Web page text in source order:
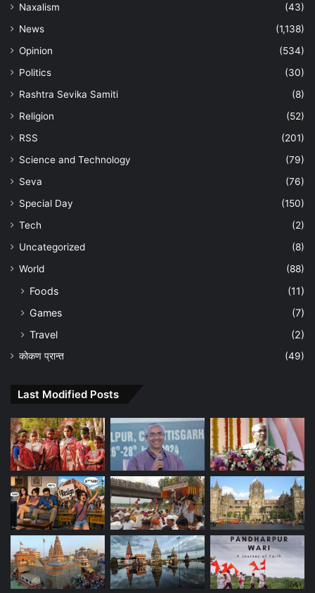
Naxalism
(43)
News
(1,138)
Opinion
(534)
Politics
(30)
Rashtra Sevika Samiti
(8)
Religion
(52)
RSS
(201)
Science and Technology
(79)
Seva
(76)
Special Day
(150)
Tech
(2)
Uncategorized
(8)
World
(88)
Foods
(11)
Games
(7)
Travel
(2)
कोकण प्रान्त (49)
Last Modified Posts